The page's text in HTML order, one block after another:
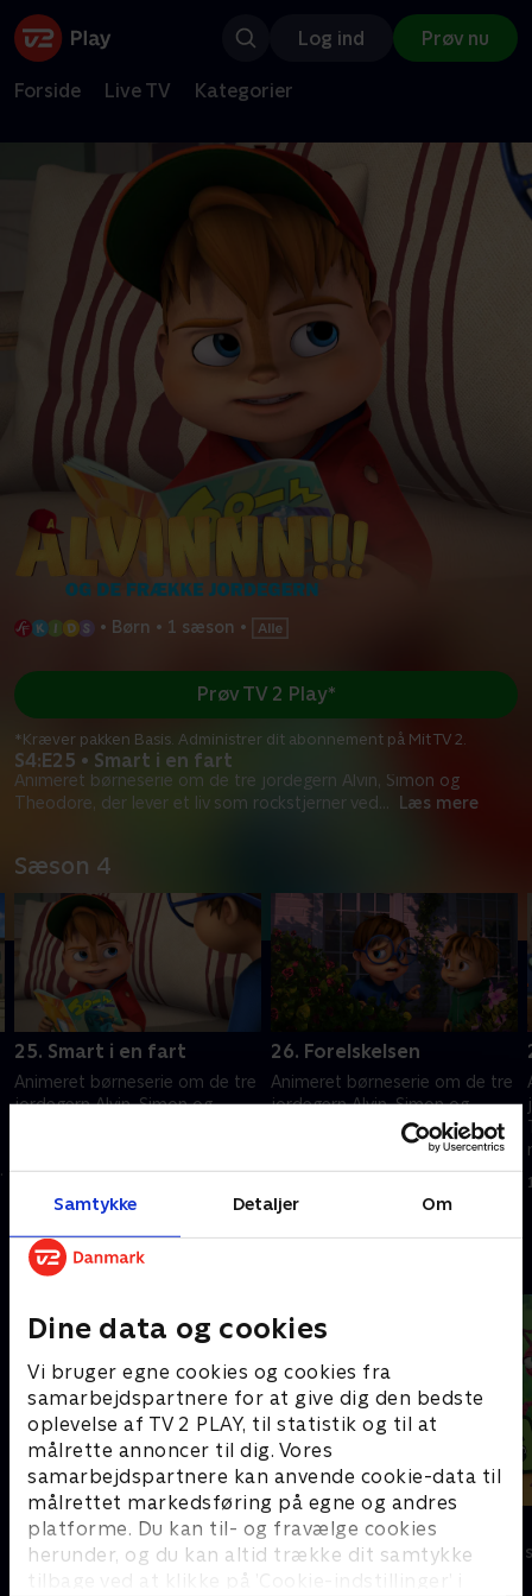
Samtykke Detaljer Om
Dine data og cookies
Vi bruger egne cookies og cookies fra
samarbejdspartnere for at give dig den bedste
oplevelse af TV 2 PLAY, til statistik og til at
målrette annoncer til dig. Vores
samarbejdspartnere kan anvende cookie-data til
målrettet markedsføring på egne og andres
platforme. Du kan til- og fravælge cookies
herunder, og du kan altid trække dit samtykke
tilbage ved at klikke på ’Cookie-indstillinger’ i
Log ind Prøv nu
Forside Live TV Kategorier
• Børn • 1 sæson •
S4:E25 • Smart i en fart
Animeret børneserie om de tre jordegern Alvin, Simon og
Theodore, der lever et liv som rockstjerner ved
Læs mere
Prøv TV 2 Play*
*Kræver pakken Basis. Administrer dit abonnement på Mit TV 2.
Sæson 4
25. Smart i en fart
Animeret børneserie om de tre
jordegern Alvin, Simon og
almindelige liv.
26. Forelskelsen
Animeret børneserie om de tre
jordegern Alvin, Simon og
Theodore, der lever et liv som
rockstjerner ved siden af deres
almindelige liv.
Andre så også
Mumitroldene
Børneserier • 1 sæsoner
Antiks
Børneserier • 2